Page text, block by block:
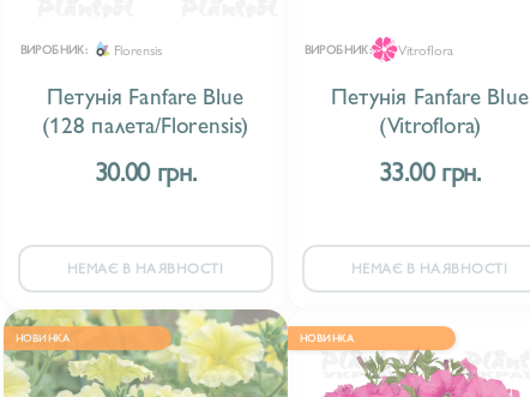
ВИРОБНИК: Florensis
Петунія Fanfare Blue
(128 палета/Florensis)
30.00 грн.
НЕМАЄ В НАЯВНОСТІ
ВИРОБНИК: Vitroflora
Петунія Fanfare Blue
(Vitroflora)
33.00 грн.
НЕМАЄ В НАЯВНОСТІ
НОВИНКА НОВИНКА